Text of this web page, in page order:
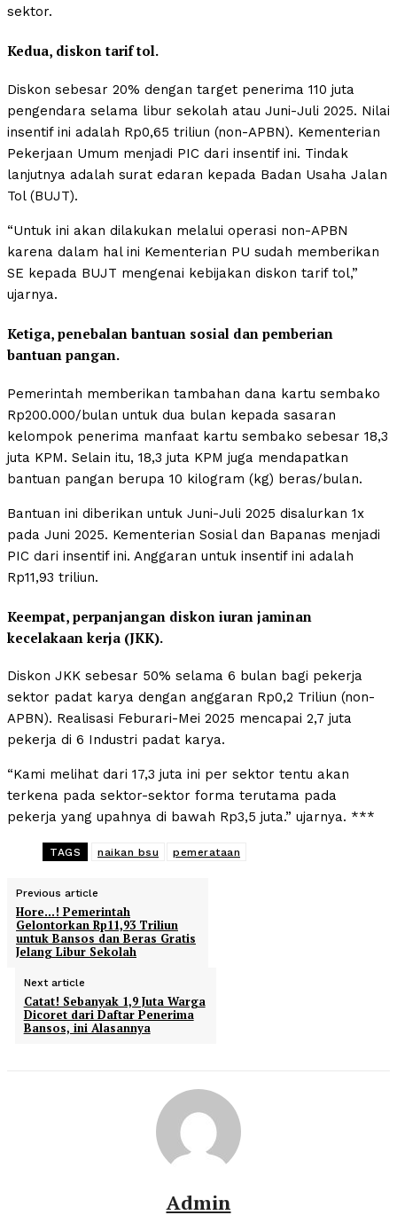
sektor.
Kedua, diskon tarif tol.
Diskon sebesar 20% dengan target penerima 110 juta
pengendara selama libur sekolah atau Juni-Juli 2025. Nilai
insentif ini adalah Rp0,65 triliun (non-APBN). Kementerian
Pekerjaan Umum menjadi PIC dari insentif ini. Tindak
lanjutnya adalah surat edaran kepada Badan Usaha Jalan
Tol (BUJT).
“Untuk ini akan dilakukan melalui operasi non-APBN
karena dalam hal ini Kementerian PU sudah memberikan
SE kepada BUJT mengenai kebijakan diskon tarif tol,”
ujarnya.
Ketiga, penebalan bantuan sosial dan pemberian
bantuan pangan.
Pemerintah memberikan tambahan dana kartu sembako
Rp200.000/bulan untuk dua bulan kepada sasaran
kelompok penerima manfaat kartu sembako sebesar 18,3
juta KPM. Selain itu, 18,3 juta KPM juga mendapatkan
bantuan pangan berupa 10 kilogram (kg) beras/bulan.
Bantuan ini diberikan untuk Juni-Juli 2025 disalurkan 1x
pada Juni 2025. Kementerian Sosial dan Bapanas menjadi
PIC dari insentif ini. Anggaran untuk insentif ini adalah
Rp11,93 triliun.
Keempat, perpanjangan diskon iuran jaminan
kecelakaan kerja (JKK).
Diskon JKK sebesar 50% selama 6 bulan bagi pekerja
sektor padat karya dengan anggaran Rp0,2 Triliun (non-
APBN). Realisasi Feburari-Mei 2025 mencapai 2,7 juta
pekerja di 6 Industri padat karya.
“Kami melihat dari 17,3 juta ini per sektor tentu akan
terkena pada sektor-sektor forma terutama pada
pekerja yang upahnya di bawah Rp3,5 juta.” ujarnya. ***
TAGS naikan bsu pemerataan
Previous article
Hore…! Pemerintah
Gelontorkan Rp11,93 Triliun
untuk Bansos dan Beras Gratis
Jelang Libur Sekolah
Next article
Catat! Sebanyak 1,9 Juta Warga
Dicoret dari Daftar Penerima
Bansos, ini Alasannya
Admin